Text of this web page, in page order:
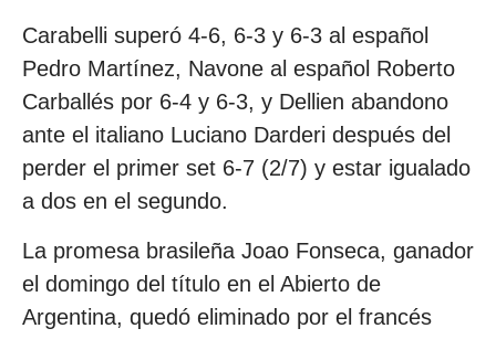
Carabelli superó 4-6, 6-3 y 6-3 al español
Pedro Martínez, Navone al español Roberto
Carballés por 6-4 y 6-3, y Dellien abandono
ante el italiano Luciano Darderi después del
perder el primer set 6-7 (2/7) y estar igualado
a dos en el segundo.
La promesa brasileña Joao Fonseca, ganador
el domingo del título en el Abierto de
Argentina, quedó eliminado por el francés